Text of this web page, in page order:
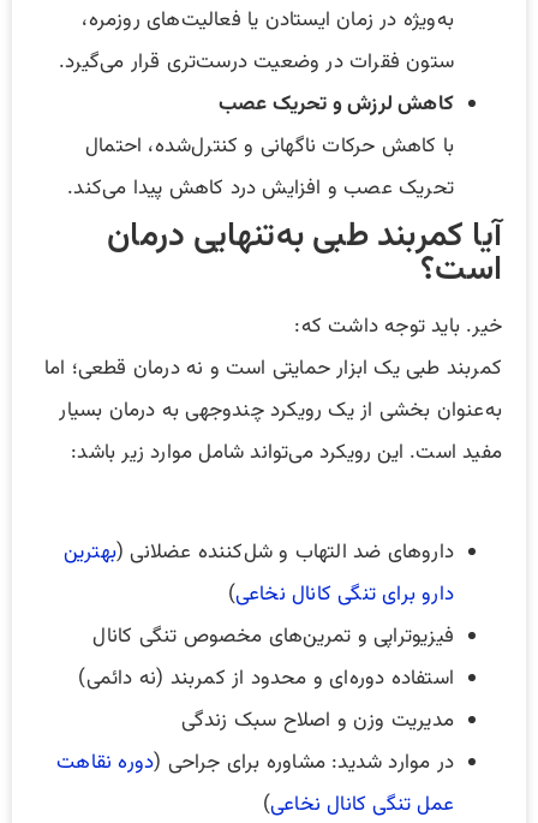
به‌ویژه در زمان ایستادن یا فعالیت‌های روزمره،
ستون فقرات در وضعیت درست‌تری قرار می‌گیرد.
کاهش لرزش و تحریک عصب
با کاهش حرکات ناگهانی و کنترل‌شده، احتمال
تحریک عصب و افزایش درد کاهش پیدا می‌کند.
آیا کمربند طبی به‌تنهایی درمان
است؟
خیر. باید توجه داشت که:
کمربند طبی یک ابزار حمایتی است و نه درمان قطعی؛ اما
به‌عنوان بخشی از یک رویکرد چندوجهی به درمان بسیار
مفید است. این رویکرد می‌تواند شامل موارد زیر باشد:
داروهای ضد التهاب و شل‌کننده عضلانی (بهترین
دارو برای تنگی کانال نخاعی)
فیزیوتراپی و تمرین‌های مخصوص تنگی کانال
استفاده دوره‌ای و محدود از کمربند (نه دائمی)
مدیریت وزن و اصلاح سبک زندگی
در موارد شدید: مشاوره برای جراحی (دوره نقاهت
عمل تنگی کانال نخاعی)